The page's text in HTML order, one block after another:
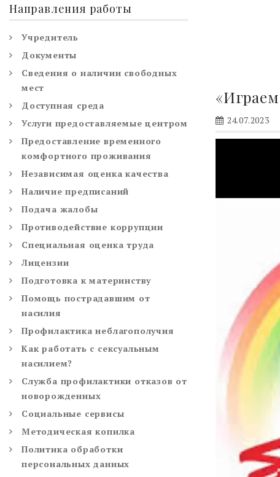
24.07.2023
Направления работы
Учредитель
Документы
Сведения о наличии свободных
мест
Доступная среда
Услуги предоставляемые центром
Предоставление временного
комфортного проживания
Независимая оценка качества
Наличие предписаний
Подача жалобы
Противодействие коррупции
Специальная оценка труда
Лицензии
Подготовка к материнству
Помощь пострадавшим от
насилия
Профилактика неблагополучия
Как работать с сексуальным
насилием?
Служба профилактики отказов от
новорожденных
Социальные сервисы
Методическая копилка
Политика обработки
персональных данных